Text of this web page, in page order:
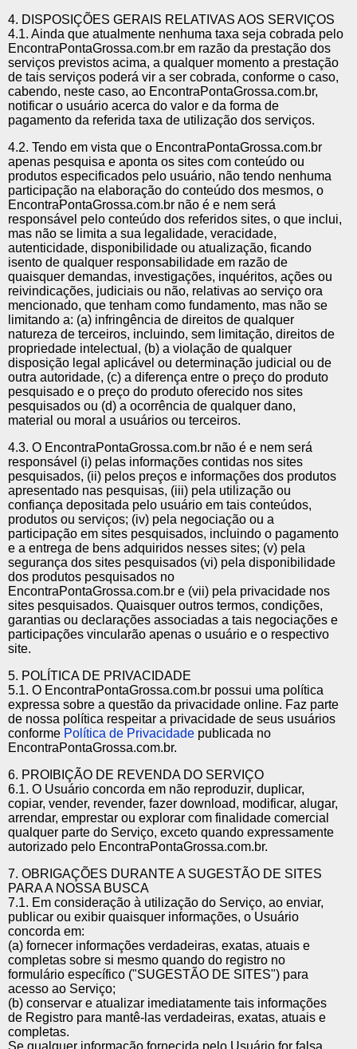
4. DISPOSIÇÕES GERAIS RELATIVAS AOS SERVIÇOS
4.1. Ainda que atualmente nenhuma taxa seja cobrada pelo
EncontraPontaGrossa.com.br em razão da prestação dos
serviços previstos acima, a qualquer momento a prestação
de tais serviços poderá vir a ser cobrada, conforme o caso,
cabendo, neste caso, ao EncontraPontaGrossa.com.br,
notificar o usuário acerca do valor e da forma de
pagamento da referida taxa de utilização dos serviços.
4.2. Tendo em vista que o EncontraPontaGrossa.com.br
apenas pesquisa e aponta os sites com conteúdo ou
produtos especificados pelo usuário, não tendo nenhuma
participação na elaboração do conteúdo dos mesmos, o
EncontraPontaGrossa.com.br não é e nem será
responsável pelo conteúdo dos referidos sites, o que inclui,
mas não se limita a sua legalidade, veracidade,
autenticidade, disponibilidade ou atualização, ficando
isento de qualquer responsabilidade em razão de
quaisquer demandas, investigações, inquéritos, ações ou
reivindicações, judiciais ou não, relativas ao serviço ora
mencionado, que tenham como fundamento, mas não se
limitando a: (a) infringência de direitos de qualquer
natureza de terceiros, incluindo, sem limitação, direitos de
propriedade intelectual, (b) a violação de qualquer
disposição legal aplicável ou determinação judicial ou de
outra autoridade, (c) a diferença entre o preço do produto
pesquisado e o preço do produto oferecido nos sites
pesquisados ou (d) a ocorrência de qualquer dano,
material ou moral a usuários ou terceiros.
4.3. O EncontraPontaGrossa.com.br não é e nem será
responsável (i) pelas informações contidas nos sites
pesquisados, (ii) pelos preços e informações dos produtos
apresentado nas pesquisas, (iii) pela utilização ou
confiança depositada pelo usuário em tais conteúdos,
produtos ou serviços; (iv) pela negociação ou a
participação em sites pesquisados, incluindo o pagamento
e a entrega de bens adquiridos nesses sites; (v) pela
segurança dos sites pesquisados (vi) pela disponibilidade
dos produtos pesquisados no
EncontraPontaGrossa.com.br e (vii) pela privacidade nos
sites pesquisados. Quaisquer outros termos, condições,
garantias ou declarações associadas a tais negociações e
participações vincularão apenas o usuário e o respectivo
site.
5. POLÍTICA DE PRIVACIDADE
5.1. O EncontraPontaGrossa.com.br possui uma política
expressa sobre a questão da privacidade online. Faz parte
de nossa política respeitar a privacidade de seus usuários
conforme Política de Privacidade publicada no
EncontraPontaGrossa.com.br.
6. PROIBIÇÃO DE REVENDA DO SERVIÇO
6.1. O Usuário concorda em não reproduzir, duplicar,
copiar, vender, revender, fazer download, modificar, alugar,
arrendar, emprestar ou explorar com finalidade comercial
qualquer parte do Serviço, exceto quando expressamente
autorizado pelo EncontraPontaGrossa.com.br.
7. OBRIGAÇÕES DURANTE A SUGESTÃO DE SITES
PARA A NOSSA BUSCA
7.1. Em consideração à utilização do Serviço, ao enviar,
publicar ou exibir quaisquer informações, o Usuário
concorda em:
(a) fornecer informações verdadeiras, exatas, atuais e
completas sobre si mesmo quando do registro no
formulário específico ("SUGESTÃO DE SITES") para
acesso ao Serviço;
(b) conservar e atualizar imediatamente tais informações
de Registro para mantê-las verdadeiras, exatas, atuais e
completas.
Se qualquer informação fornecida pelo Usuário for falsa,